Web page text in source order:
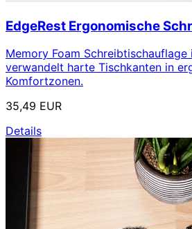
EdgeRest Ergonomische
Memory Foam
verwandelt harte Tischkanten in
Komfortzonen.
35,49 EUR
Details